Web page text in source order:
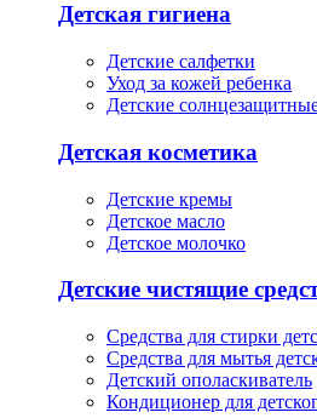
Детская гигиена
Детские салфетки
Уход за кожей ребенка
Детские
Детская косметика
Детские кремы
Детское масло
Детское молочко
Детские чистящие
Средства для стирки
Средства для мытья
Детский ополаскиватель
Кондиционер для